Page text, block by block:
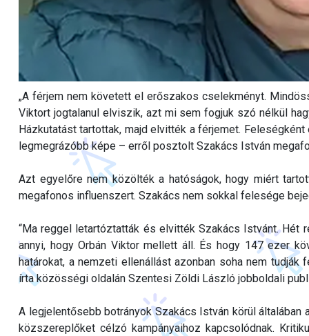
„A férjem nem követett el erőszakos cselekményt.
Viktort jogtalanul elviszik, azt mi sem fogjuk szó nélkül
Házkutatást tartottak, majd elvitték a férjemet.
legmegrázóbb képe – erről posztolt Szakács István
Azt egyelőre nem közölték a hatóságok, hogy miért
megafonos influenszert. Szakács nem sokkal felesége
“Ma reggel letartóztatták és elvitték Szakács Istvánt. Hét
annyi, hogy Orbán Viktor mellett áll. És hogy 147 ezer
határokat, a nemzeti ellenállást azonban soha nem
írta közösségi oldalán Szentesi Zöldi László jobboldali
A legjelentősebb botrányok Szakács István körül
közszereplőket célzó kampányaihoz kapcsolódnak.